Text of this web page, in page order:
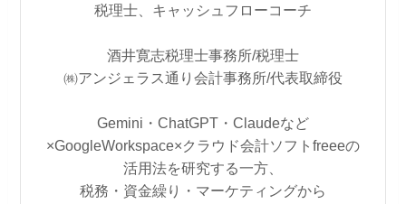
税理士、キャッシュフローコーチ
酒井寛志税理士事務所/税理士
㈱アンジェラス通り会計事務所/代表取締役
Gemini・ChatGPT・Claudeなど
×GoogleWorkspace×クラウド会計ソフトfreeeの
活用法を研究する一方、
税務・資金繰り・マーケティングから